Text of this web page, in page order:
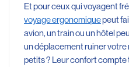
Et pour ceux qui voyagent
voyage ergonomiquepeut
avion, un train ou un hôtel
un déplacement ruiner
petits ? Leur confort compte